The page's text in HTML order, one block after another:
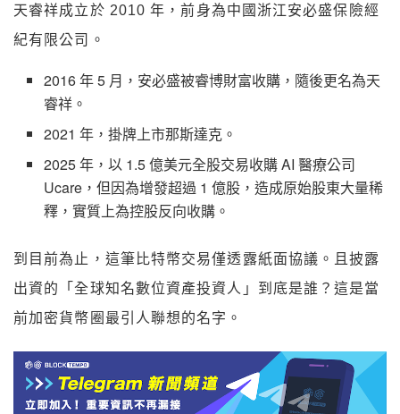
天睿祥成立於 2010 年，前身為中國浙江安必盛保險經
紀有限公司。
2016 年 5 月，安必盛被睿博財富收購，隨後更名為天
睿祥。
2021 年，掛牌上市那斯達克。
2025 年，以 1.5 億美元全股交易收購 AI 醫療公司
Ucare，但因為增發超過 1 億股，造成原始股東大量稀
釋，實質上為控股反向收購。
到目前為止，這筆比特幣交易僅透露紙面協議。且披露
出資的「全球知名數位資產投資人」到底是誰？這是當
前加密貨幣圈最引人聯想的名字。